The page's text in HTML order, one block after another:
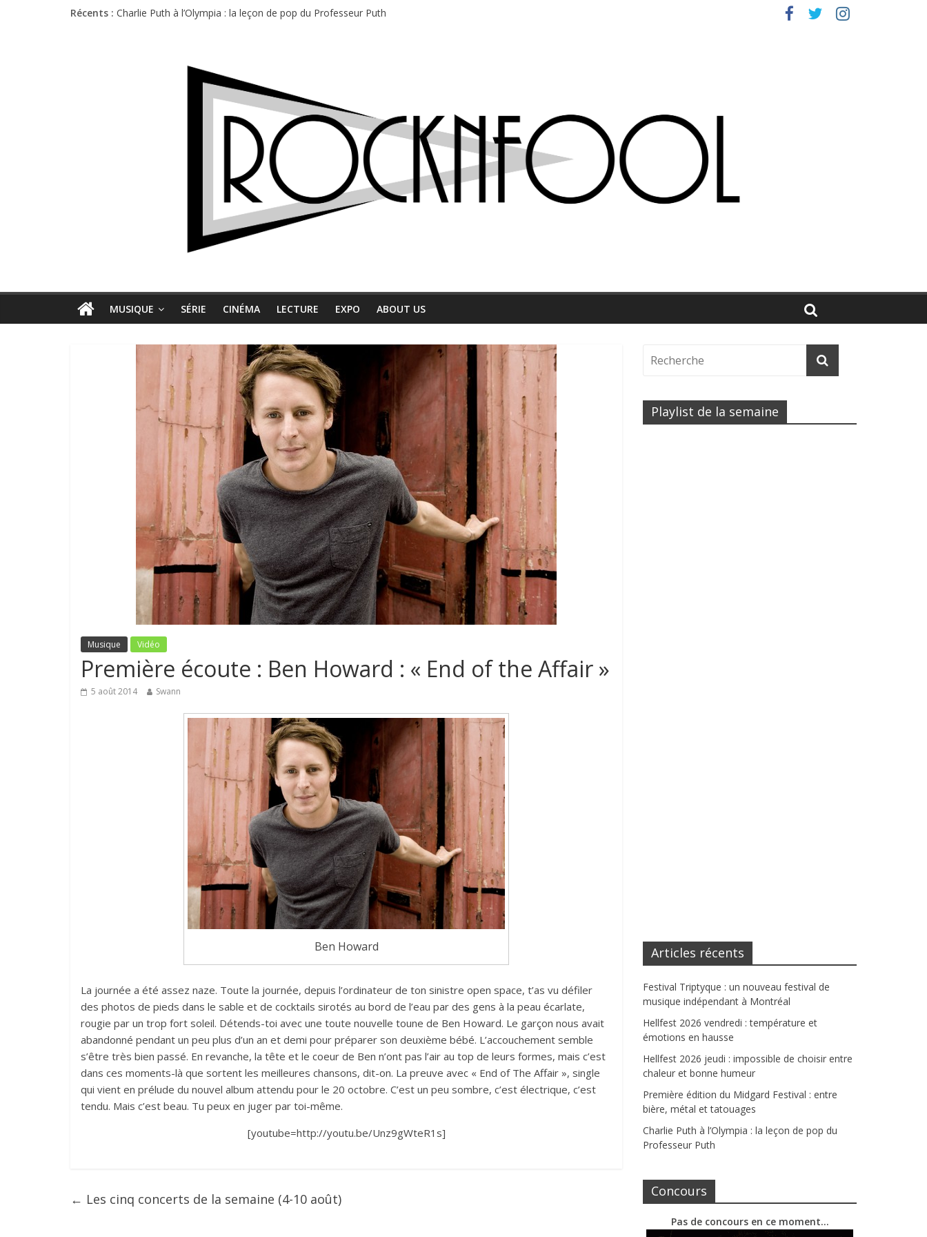
Récents : Charlie Puth à l’Olympia : la leçon de pop du Professeur Puth
Première édition du Midgard Festival : entre bière, métal et tatouages
MUSIQUE SÉRIE CINÉMA LECTURE EXPO ABOUT US
Musique Vidéo
Première écoute : Ben Howard : « End of the Affair »
5 août 2014 Swann
Ben Howard
La journée a été assez naze. Toute la journée, depuis l’ordinateur de ton sinistre open space, t’as vu défiler
des photos de pieds dans le sable et de cocktails sirotés au bord de l’eau par des gens à la peau écarlate,
rougie par un trop fort soleil. Détends-toi avec une toute nouvelle toune de Ben Howard. Le garçon nous avait
abandonné pendant un peu plus d’un an et demi pour préparer son deuxième bébé. L’accouchement semble
s’être très bien passé. En revanche, la tête et le coeur de Ben n’ont pas l’air au top de leurs formes, mais c’est
dans ces moments-là que sortent les meilleures chansons, dit-on. La preuve avec « End of The Affair », single
qui vient en prélude du nouvel album attendu pour le 20 octobre. C’est un peu sombre, c’est électrique, c’est
tendu. Mais c’est beau. Tu peux en juger par toi-même.
[youtube=http://youtu.be/Unz9gWteR1s]
← Les cinq concerts de la semaine (4-10 août)
Playlist de la semaine
Articles récents
Festival Triptyque : un nouveau festival de
musique indépendant à Montréal
Hellfest 2026 vendredi : température et
émotions en hausse
Hellfest 2026 jeudi : impossible de choisir entre
chaleur et bonne humeur
Première édition du Midgard Festival : entre
bière, métal et tatouages
Charlie Puth à l’Olympia : la leçon de pop du
Professeur Puth
Concours
Pas de concours en ce moment…